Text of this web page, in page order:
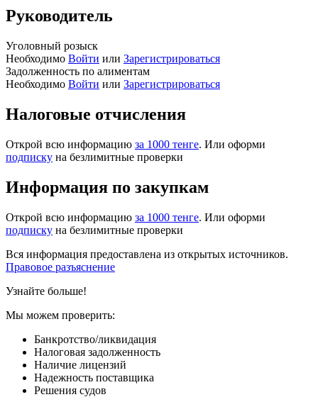
Руководитель
Уголовный розыск
Необходимо Войти или Зарегистрироваться
Задолженность по алиментам
Необходимо Войти или Зарегистрироваться
Налоговые отчисления
Открой всю информацию за 1000 тенге. Или оформи
подписку на безлимитные проверки
Информация по закупкам
Открой всю информацию за 1000 тенге. Или оформи
подписку на безлимитные проверки
Вся информация предоставлена из открытых источников.
Правовое разъяснение
Узнайте больше!
Мы можем проверить:
Банкротство/ликвидация
Налоговая задолженность
Наличие лицензий
Надежность поставщика
Решения судов